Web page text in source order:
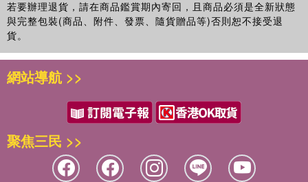
麼」的問題：「為什麼天空是藍色的？風是怎麼來的？」「白
天的時候，星星都到哪裡去了？毛毛蟲是怎麼變成蝴蝶的？」
一直急著要黛西趕快學會說話的哥哥馬克思問：「她什麼時候
才會停下來？什麼時候啊？」妹妹給她的回答是：「永遠都不
會。永遠、永遠、永遠、永遠、永遠、永遠……永遠都不
其實，黛西並不是突然就會說話的，她是每天不斷的聽大家說
話，聽各種聲音，經過學習，最後才學會的。當然，一旦能力
養成，有人再想把這項能力拿走，幾乎是不可能的。每個孩子
的發展過程都不同，當他們學習至一定程度，自然會發揮他們
的能力。正常的學習過程，加上大人們耐心的教導，一天又一
若要辦理退貨，請在商品鑑賞期內寄回，且商品必須是全新狀態
與完整包裝(商品、附件、發票、隨貨贈品等)否則恕不接受退
貨。
網站導航 >>
聚焦三民 >>